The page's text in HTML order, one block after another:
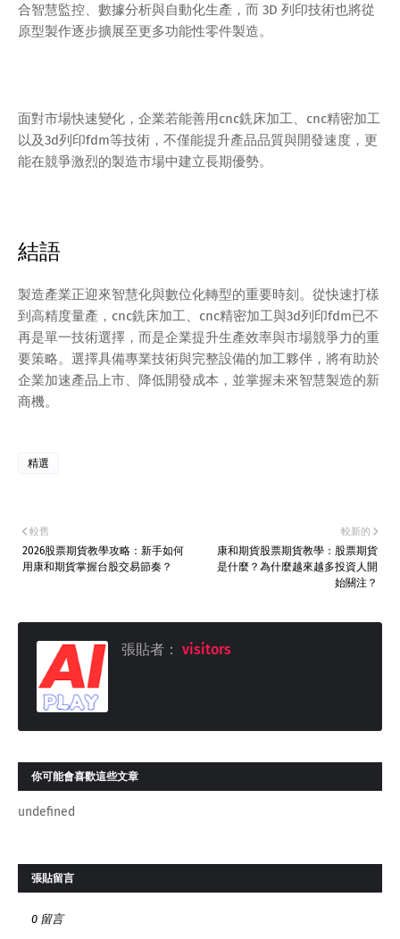
合智慧監控、數據分析與自動化生產，而 3D 列印技術也將從
原型製作逐步擴展至更多功能性零件製造。
面對市場快速變化，企業若能善用cnc銑床加工、cnc精密加工
以及3d列印fdm等技術，不僅能提升產品品質與開發速度，更
能在競爭激烈的製造市場中建立長期優勢。
結語
製造產業正迎來智慧化與數位化轉型的重要時刻。從快速打樣
到高精度量產，cnc銑床加工、cnc精密加工與3d列印fdm已不
再是單一技術選擇，而是企業提升生產效率與市場競爭力的重
要策略。選擇具備專業技術與完整設備的加工夥伴，將有助於
企業加速產品上市、降低開發成本，並掌握未來智慧製造的新
商機。
精選
較新的
康和期貨股票期貨教學：股票期貨
是什麼？為什麼越來越多投資人開
始關注？
較舊
2026股票期貨教學攻略：新手如何
用康和期貨掌握台股交易節奏？
張貼者： visitors
你可能會喜歡這些文章
undefined
張貼留言
0 留言